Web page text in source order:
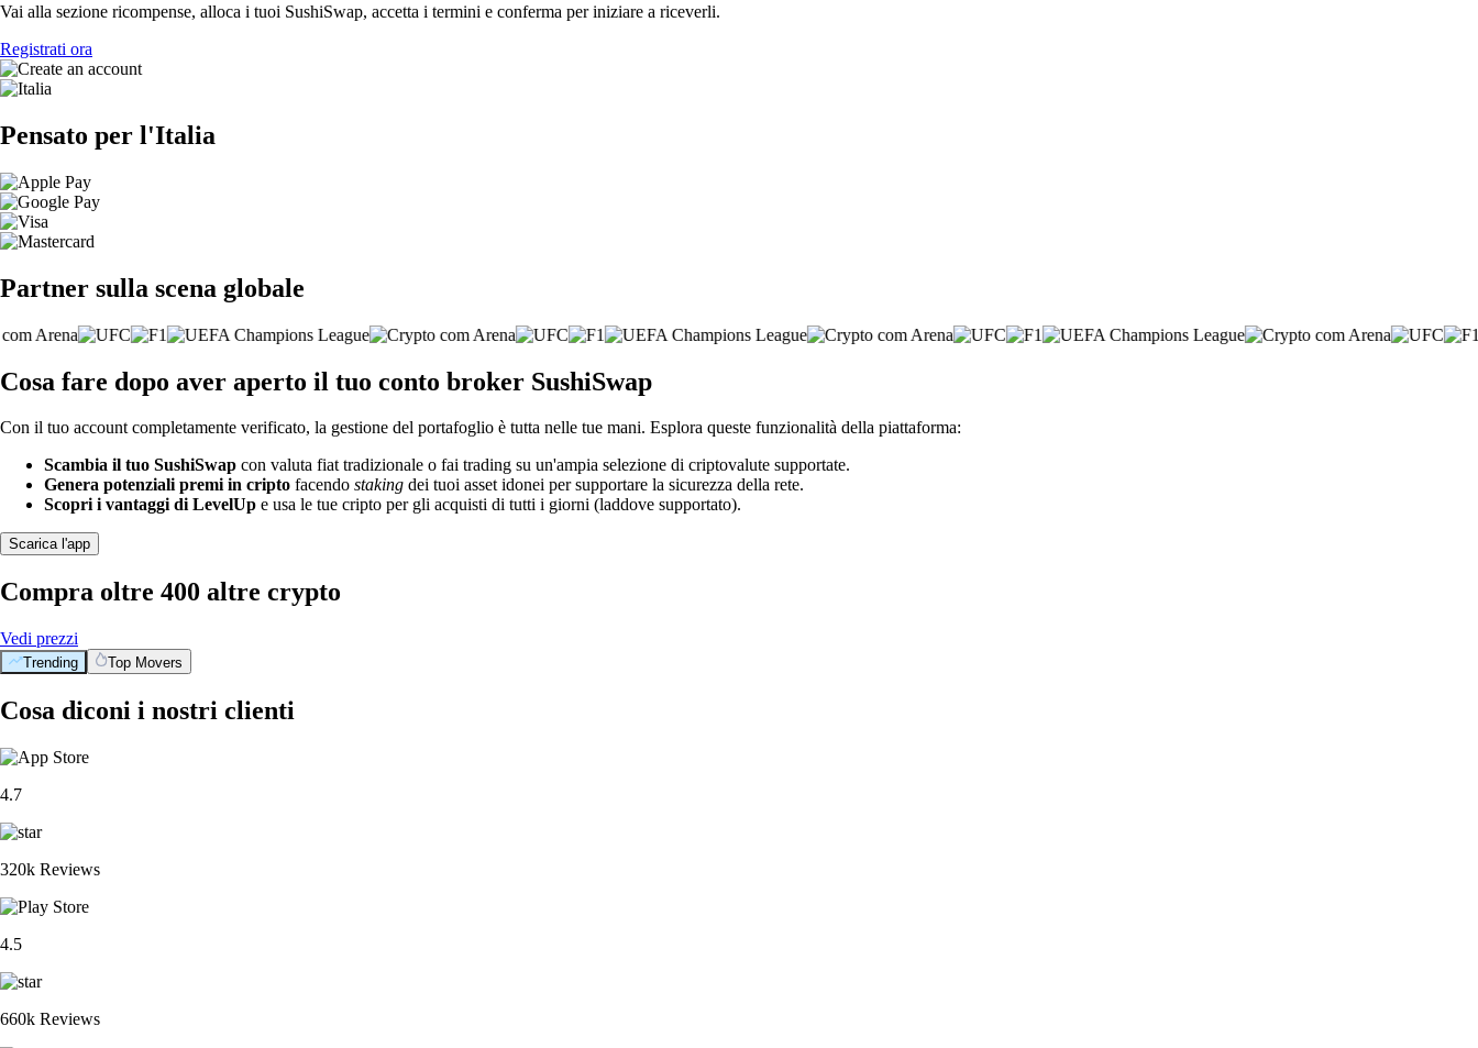
Vai alla sezione ricompense, alloca i tuoi SushiSwap, accetta i termini e conferma per iniziare a riceverli.
Registrati ora
Pensato per l'Italia
Partner sulla scena globale
Cosa fare dopo aver aperto il tuo conto broker SushiSwap
Con il tuo account completamente verificato, la gestione del portafoglio è tutta nelle tue mani. Esplora queste funzionalità della piattaforma:
Scambia il tuo SushiSwap con valuta fiat tradizionale o fai trading su un'ampia selezione di criptovalute supportate.
Genera potenziali premi in cripto facendo staking dei tuoi asset idonei per supportare la sicurezza della rete.
Scopri i vantaggi di LevelUp e usa le tue cripto per gli acquisti di tutti i giorni (laddove supportato).
Scarica l'app
Compra oltre 400 altre crypto
Vedi prezzi
Trending Top Movers
Cosa diconi i nostri clienti
4.7
320k Reviews
4.5
660k Reviews